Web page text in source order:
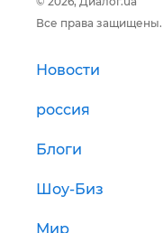
Все права защищены.
Новости
россия
Блоги
Шоу-Биз
Мир